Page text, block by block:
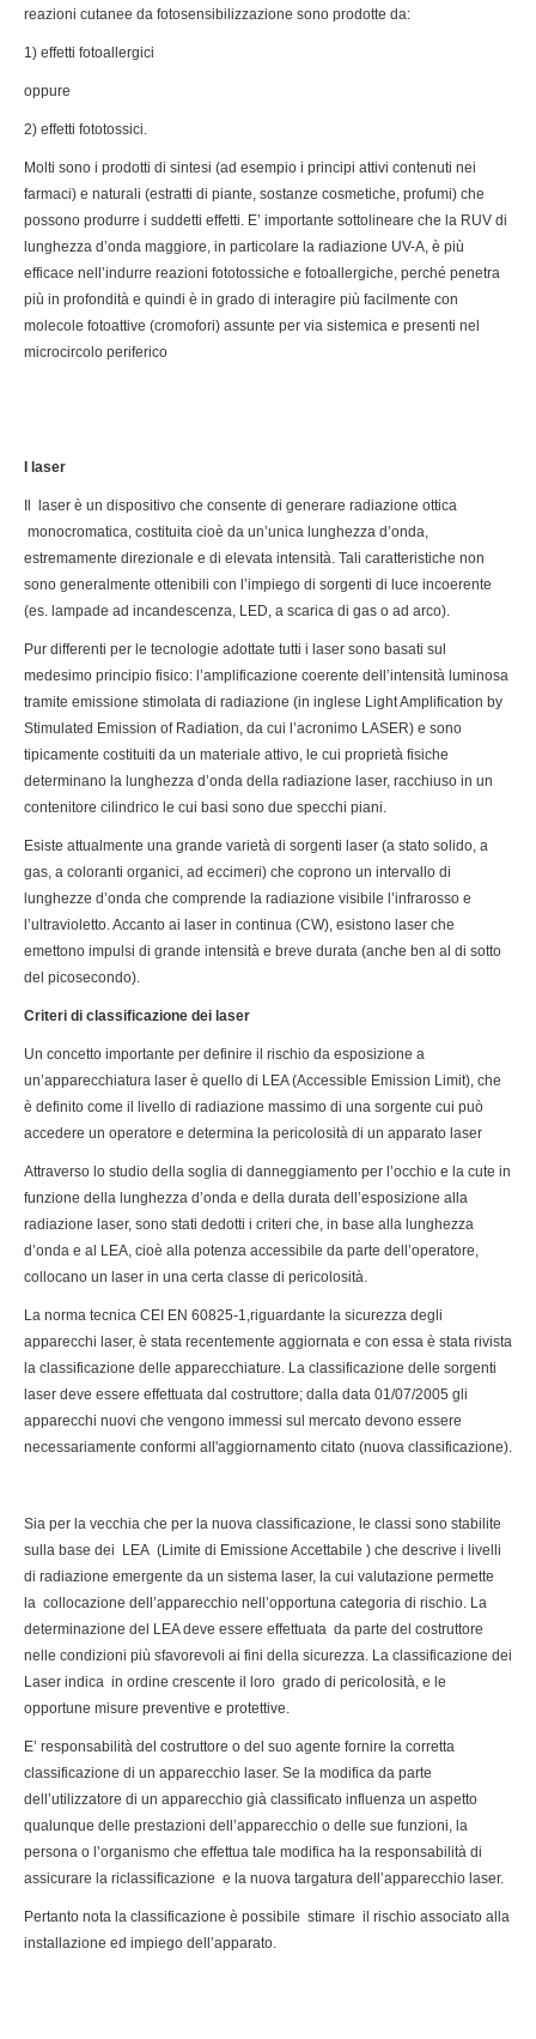
reazioni cutanee da fotosensibilizzazione sono prodotte da:
1) effetti fotoallergici
oppure
2) effetti fototossici.
Molti sono i prodotti di sintesi (ad esempio i principi attivi contenuti nei
farmaci) e naturali (estratti di piante, sostanze cosmetiche, profumi) che
possono produrre i suddetti effetti. E’ importante sottolineare che la RUV di
lunghezza d’onda maggiore, in particolare la radiazione UV-A, è più
efficace nell’indurre reazioni fototossiche e fotoallergiche, perché penetra
più in profondità e quindi è in grado di interagire più facilmente con
molecole fotoattive (cromofori) assunte per via sistemica e presenti nel
microcircolo periferico
I laser
Il laser è un dispositivo che consente di generare radiazione ottica
monocromatica, costituita cioè da un’unica lunghezza d’onda,
estremamente direzionale e di elevata intensità. Tali caratteristiche non
sono generalmente ottenibili con l’impiego di sorgenti di luce incoerente
(es. lampade ad incandescenza, LED, a scarica di gas o ad arco).
Pur differenti per le tecnologie adottate tutti i laser sono basati sul
medesimo principio fisico: l’amplificazione coerente dell’intensità luminosa
tramite emissione stimolata di radiazione (in inglese Light Amplification by
Stimulated Emission of Radiation, da cui l’acronimo LASER) e sono
tipicamente costituiti da un materiale attivo, le cui proprietà fisiche
determinano la lunghezza d’onda della radiazione laser, racchiuso in un
contenitore cilindrico le cui basi sono due specchi piani.
Esiste attualmente una grande varietà di sorgenti laser (a stato solido, a
gas, a coloranti organici, ad eccimeri) che coprono un intervallo di
lunghezze d’onda che comprende la radiazione visibile l’infrarosso e
l’ultravioletto. Accanto ai laser in continua (CW), esistono laser che
emettono impulsi di grande intensità e breve durata (anche ben al di sotto
del picosecondo).
Criteri di classificazione dei laser
Un concetto importante per definire il rischio da esposizione a
un’apparecchiatura laser è quello di LEA (Accessible Emission Limit), che
è definito come il livello di radiazione massimo di una sorgente cui può
accedere un operatore e determina la pericolosità di un apparato laser
Attraverso lo studio della soglia di danneggiamento per l’occhio e la cute in
funzione della lunghezza d’onda e della durata dell’esposizione alla
radiazione laser, sono stati dedotti i criteri che, in base alla lunghezza
d’onda e al LEA, cioè alla potenza accessibile da parte dell’operatore,
collocano un laser in una certa classe di pericolosità.
La norma tecnica CEI EN 60825-1,riguardante la sicurezza degli
apparecchi laser, è stata recentemente aggiornata e con essa è stata rivista
la classificazione delle apparecchiature. La classificazione delle sorgenti
laser deve essere effettuata dal costruttore; dalla data 01/07/2005 gli
apparecchi nuovi che vengono immessi sul mercato devono essere
necessariamente conformi all'aggiornamento citato (nuova classificazione).
Sia per la vecchia che per la nuova classificazione, le classi sono stabilite
sulla base dei LEA (Limite di Emissione Accettabile ) che descrive i livelli
di radiazione emergente da un sistema laser, la cui valutazione permette
la collocazione dell’apparecchio nell’opportuna categoria di rischio. La
determinazione del LEA deve essere effettuata da parte del costruttore
nelle condizioni più sfavorevoli ai fini della sicurezza. La classificazione dei
Laser indica in ordine crescente il loro grado di pericolosità, e le
opportune misure preventive e protettive.
E’ responsabilità del costruttore o del suo agente fornire la corretta
classificazione di un apparecchio laser. Se la modifica da parte
dell’utilizzatore di un apparecchio già classificato influenza un aspetto
qualunque delle prestazioni dell’apparecchio o delle sue funzioni, la
persona o l’organismo che effettua tale modifica ha la responsabilità di
assicurare la riclassificazione e la nuova targatura dell’apparecchio laser.
Pertanto nota la classificazione è possibile stimare il rischio associato alla
installazione ed impiego dell’apparato.